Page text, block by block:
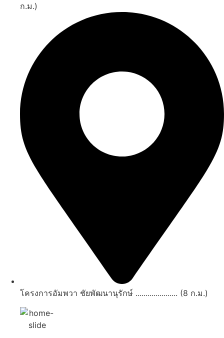
ก.ม.)
โครงการอัมพวา ชัยพัฒนานุรักษ์ ..................... (8 ก.ม.)